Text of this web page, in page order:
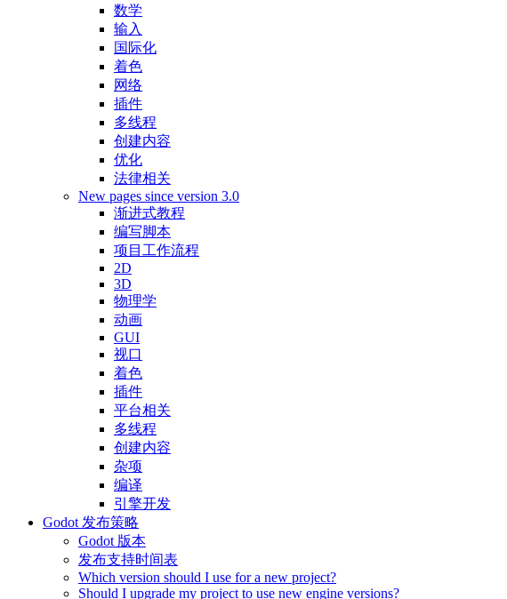
数学
输入
国际化
着色
网络
插件
多线程
创建内容
优化
法律相关
New pages since version 3.0
渐进式教程
编写脚本
项目工作流程
2D
3D
物理学
动画
GUI
视口
着色
插件
平台相关
多线程
创建内容
杂项
编译
引擎开发
Godot 发布策略
Godot 版本
发布支持时间表
Which version should I use for a new project?
Should I upgrade my project to use new engine versions?